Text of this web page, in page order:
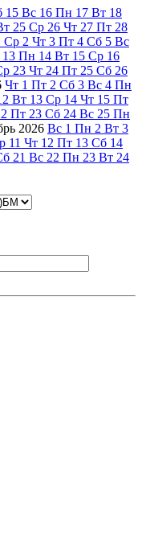
15 Вс 16 Пн 17 Вт 18
25 Ср 26 Чт 27 Пт 28
Ср 2 Чт 3 Пт 4 Сб 5 Вс
13 Пн 14 Вт 15 Ср 16
23 Чт 24 Пт 25 Сб 26
Чт 1 Пт 2 Сб 3 Вс 4 Пн
Вт 13 Ср 14 Чт 15 Пт
Пт 23 Сб 24 Вс 25 Пн
2026 Вс 1 Пн 2 Вт 3
11 Чт 12 Пт 13 Сб 14
21 Вс 22 Пн 23 Вт 24